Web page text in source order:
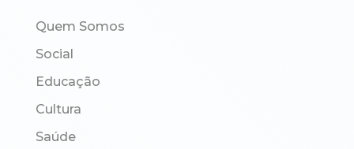
Quem Somos
Social
Educação
Cultura
Saúde